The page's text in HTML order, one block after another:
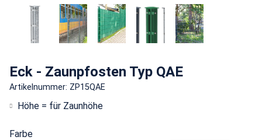
Eck - Zaunpfosten Typ QAE
Artikelnummer: ZP15QAE
Höhe = für Zaunhöhe
Farbe